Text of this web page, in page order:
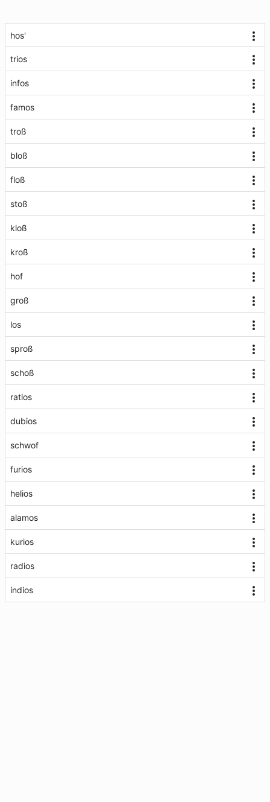
hos'
trios
infos
famos
troß
bloß
floß
stoß
kloß
kroß
hof
groß
los
sproß
schoß
ratlos
dubios
schwof
furios
helios
alamos
kurios
radios
indios